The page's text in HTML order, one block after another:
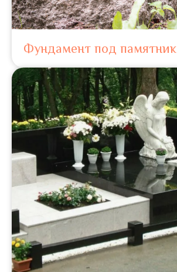
Фундамент под памятник